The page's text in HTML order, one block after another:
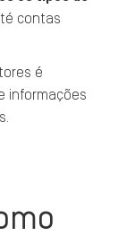
contas
é
informações